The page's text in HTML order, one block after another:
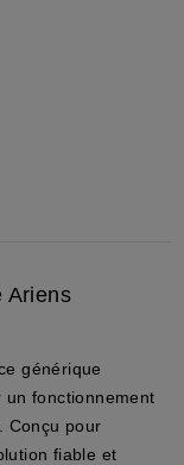
Ariens
générique
un fonctionnement
Conçu pour
fiable et